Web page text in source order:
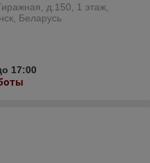
д.150, 1 этаж,
Беларусь
17:00